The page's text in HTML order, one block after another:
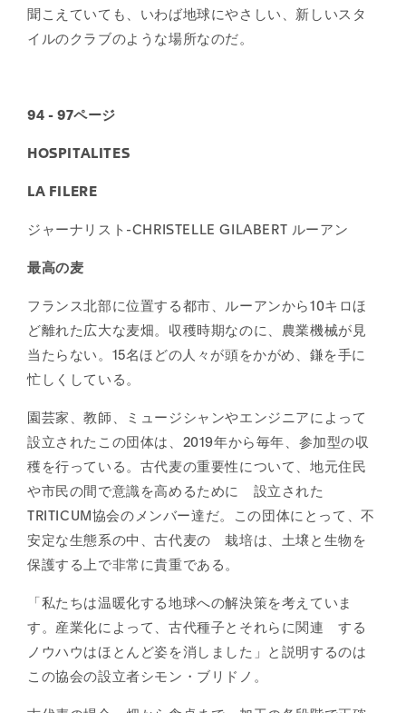
聞こえていても、いわば地球にやさしい、新しいスタ
イルのクラブのような場所なのだ。
94 - 97ページ
HOSPITALITES
LA FILERE
ジャーナリスト-CHRISTELLE GILABERT ルーアン
最高の麦
フランス北部に位置する都市、ルーアンから10キロほ
ど離れた広大な麦畑。収穫時期なのに、農業機械が見
当たらない。15名ほどの人々が頭をかがめ、鎌を手に
忙しくしている。
園芸家、教師、ミュージシャンやエンジニアによって
設立されたこの団体は、2019年から毎年、参加型の収
穫を行っている。古代麦の重要性について、地元住民
や市民の間で意識を高めるために 設立された
TRITICUM協会のメンバー達だ。この団体にとって、不
安定な生態系の中、古代麦の 栽培は、土壌と生物を
保護する上で非常に貴重である。
「私たちは温暖化する地球への解決策を考えていま
す。産業化によって、古代種子とそれらに関連 する
ノウハウはほとんど姿を消しました」と説明するのは
この協会の設立者シモン・ブリドノ。